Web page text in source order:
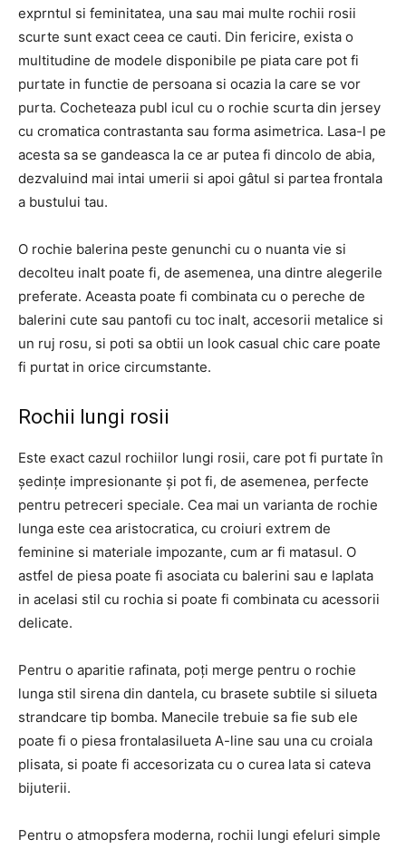
exprntul si feminitatea, una sau mai multe rochii rosii
scurte sunt exact ceea ce cauti. Din fericire, exista o
multitudine de modele disponibile pe piata care pot fi
purtate in functie de persoana si ocazia la care se vor
purta. Cocheteaza publ icul cu o rochie scurta din jersey
cu cromatica contrastanta sau forma asimetrica. Lasa-l pe
acesta sa se gandeasca la ce ar putea fi dincolo de abia,
dezvaluind mai intai umerii si apoi gâtul si partea frontala
a bustului tau.
O rochie balerina peste genunchi cu o nuanta vie si
decolteu inalt poate fi, de asemenea, una dintre alegerile
preferate. Aceasta poate fi combinata cu o pereche de
balerini cute sau pantofi cu toc inalt, accesorii metalice si
un ruj rosu, si poti sa obtii un look casual chic care poate
fi purtat in orice circumstante.
Rochii lungi rosii
Este exact cazul rochiilor lungi rosii, care pot fi purtate în
ședințe impresionante și pot fi, de asemenea, perfecte
pentru petreceri speciale. Cea mai un varianta de rochie
lunga este cea aristocratica, cu croiuri extrem de
feminine si materiale impozante, cum ar fi matasul. O
astfel de piesa poate fi asociata cu balerini sau e laplata
in acelasi stil cu rochia si poate fi combinata cu acessorii
delicate.
Pentru o aparitie rafinata, poți merge pentru o rochie
lunga stil sirena din dantela, cu brasete subtile si silueta
strandcare tip bomba. Manecile trebuie sa fie sub ele
poate fi o piesa frontalasilueta A-line sau una cu croiala
plisata, si poate fi accesorizata cu o curea lata si cateva
bijuterii.
Pentru o atmopsfera moderna, rochii lungi efeluri simple